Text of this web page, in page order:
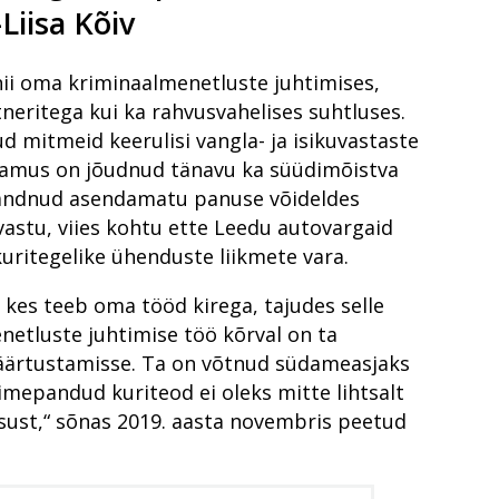
proovile
koopiad
täiesti võõras?
10 aasta pärast?
kannatanuid on hulgim?
ennetamiseks
probleem?
hind?
või mission impossible?
ise
aastal 2022?
sellest õppinud?
mõistetud karistuste analüüs
Kõiv
oma kriminaalmenetluste juhtimises,
kui ka rahvusvahelises suhtluses.
mitmeid keerulisi vangla- ja isikuvastaste
on jõudnud tänavu ka süüdimõistva
asendamatu panuse võideldes
viies kohtu ette Leedu autovargaid
ühenduste liikmete vara.
teeb oma tööd kirega, tajudes selle
juhtimise töö kõrval on ta
Ta on võtnud südameasjaks
kuriteod ei oleks mitte lihtsalt
sõnas 2019. aasta novembris peetud